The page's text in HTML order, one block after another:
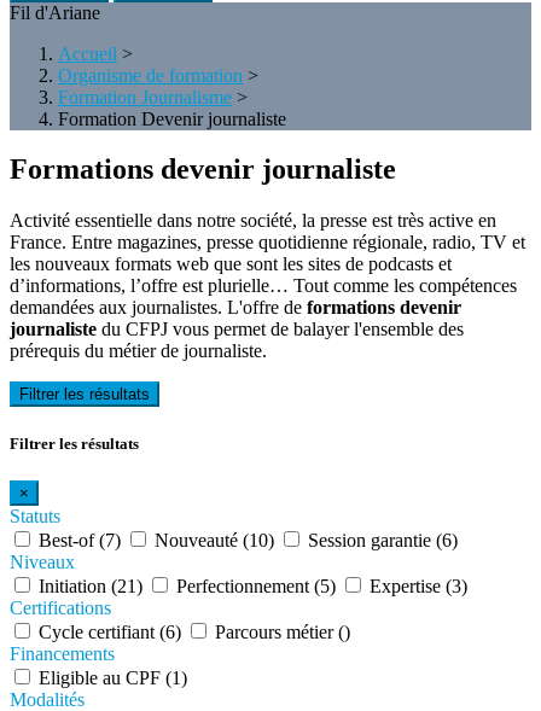
Fil d'Ariane
Accueil >
Organisme de formation >
Formation Journalisme >
Formation Devenir journaliste
Formations devenir journaliste
Activité essentielle dans notre société, la presse est très active en
France. Entre magazines, presse quotidienne régionale, radio, TV et
les nouveaux formats web que sont les sites de podcasts et
d’informations, l’offre est plurielle… Tout comme les compétences
demandées aux journalistes. L'offre de formations devenir
journaliste du CFPJ vous permet de balayer l'ensemble des
prérequis du métier de journaliste.
Filtrer les résultats
Filtrer les résultats
×
Statuts
Best-of (7)
Nouveauté (10)
Session garantie (6)
Niveaux
Initiation (21)
Perfectionnement (5)
Expertise (3)
Certifications
Cycle certifiant (6)
Parcours métier ()
Financements
Eligible au CPF (1)
Modalités